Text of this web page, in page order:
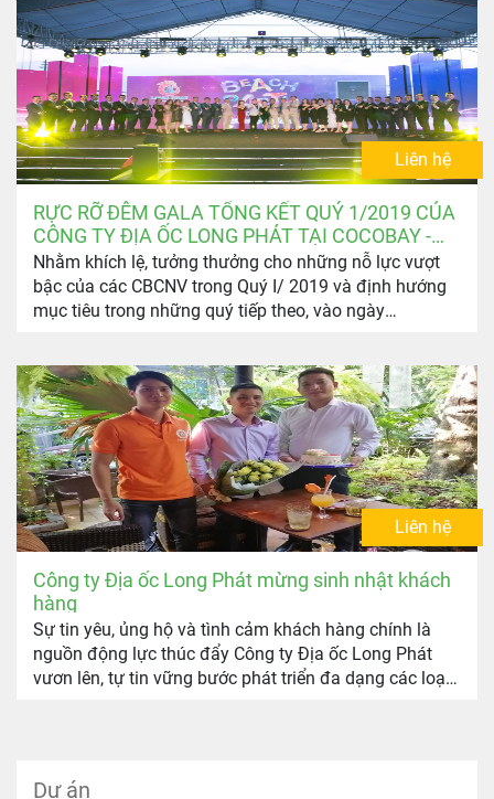
Liên hệ
RỰC RỠ ĐÊM GALA TỔNG KẾT QUÝ 1/2019 CỦA
CÔNG TY ĐỊA ỐC LONG PHÁT TẠI COCOBAY -
ĐÀ NẴNG
Nhằm khích lệ, tưởng thưởng cho những nỗ lực vượt
bậc của các CBCNV trong Quý I/ 2019 và định hướng
mục tiêu trong những quý tiếp theo, vào ngày
và kế hoạch phát triển dự án kinh doanh Quý II và III
năm 2019 với chủ đề “Đêm hội tụ – Kết nối sức mạnh”
được diễn ra tại CocoBay – Đà Nẵng, đánh dấu một
chặng đường phát triển và gặt hái nhiều thành công
của Long Phát.
Liên hệ
Công ty Địa ốc Long Phát mừng sinh nhật khách
hàng
Sự tin yêu, ủng hộ và tình cảm khách hàng chính là
nguồn động lực thúc đẩy Công ty Địa ốc Long Phát
vươn lên, tự tin vững bước phát triển đa dạng các loại
Dự án